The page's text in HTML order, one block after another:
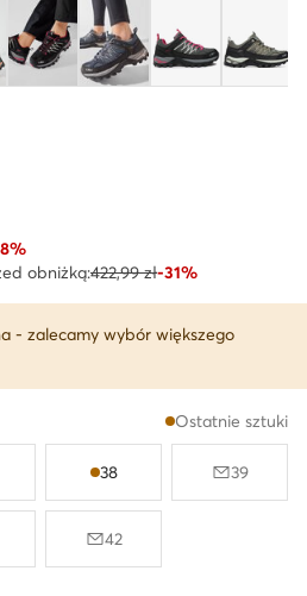
obniżką:422,99 zł-31%
- zalecamy wybór większego
Ostatnie sztuki
38 39
42